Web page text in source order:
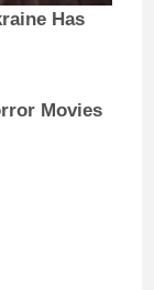
Has
Movies